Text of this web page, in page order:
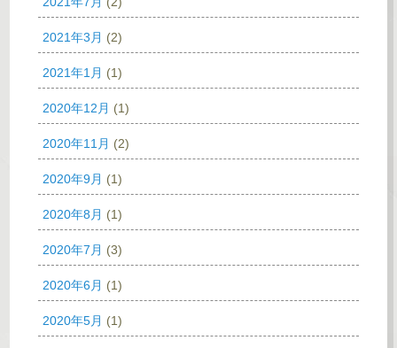
2021年3月 (2)
2021年1月 (1)
2020年12月 (1)
2020年11月 (2)
2020年9月 (1)
2020年8月 (1)
2020年7月 (3)
2020年6月 (1)
2020年5月 (1)